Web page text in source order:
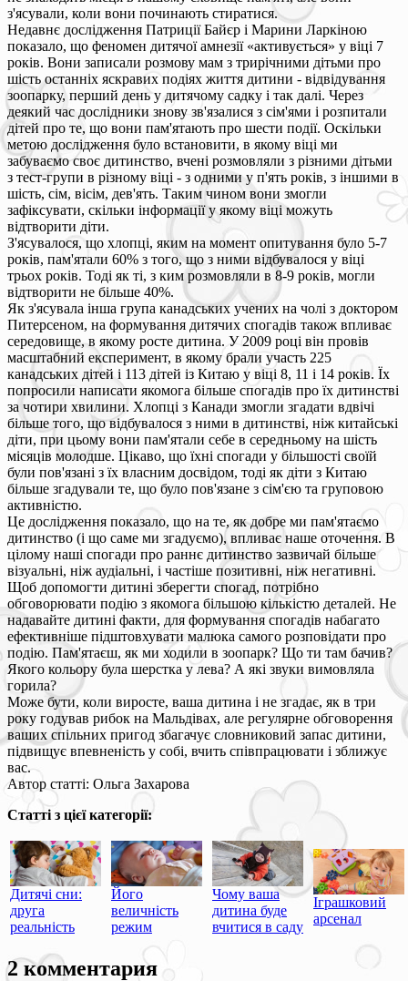
з'ясували, коли вони починають стиратися.
Недавнє дослідження Патриції Байєр і Марини Ларкіною
показало, що феномен дитячої амнезії «активується» у віці 7
років. Вони записали розмову мам з трирічними дітьми про
шість останніх яскравих подіях життя дитини - відвідування
зоопарку, перший день у дитячому садку і так далі. Через
деякий час дослідники знову зв'язалися з сім'ями і розпитали
дітей про те, що вони пам'ятають про шести події. Оскільки
метою дослідження було встановити, в якому віці ми
забуваємо своє дитинство, вчені розмовляли з різними дітьми
з тест-групи в різному віці - з одними у п'ять років, з іншими в
шість, сім, вісім, дев'ять. Таким чином вони змогли
зафіксувати, скільки інформації у якому віці можуть
відтворити діти.
З'ясувалося, що хлопці, яким на момент опитування було 5-7
років, пам'ятали 60% з того, що з ними відбувалося у віці
трьох років. Тоді як ті, з ким розмовляли в 8-9 років, могли
відтворити не більше 40%.
Як з'ясувала інша група канадських учених на чолі з доктором
Питерсеном, на формування дитячих спогадів також впливає
середовище, в якому росте дитина. У 2009 році він провів
масштабний експеримент, в якому брали участь 225
канадських дітей і 113 дітей із Китаю у віці 8, 11 і 14 років. Їх
попросили написати якомога більше спогадів про їх дитинстві
за чотири хвилини. Хлопці з Канади змогли згадати вдвічі
більше того, що відбувалося з ними в дитинстві, ніж китайські
діти, при цьому вони пам'ятали себе в середньому на шість
місяців молодше. Цікаво, що їхні спогади у більшості своїй
були пов'язані з їх власним досвідом, тоді як діти з Китаю
більше згадували те, що було пов'язане з сім'єю та груповою
активністю.
Це дослідження показало, що на те, як добре ми пам'ятаємо
дитинство (і що саме ми згадуємо), впливає наше оточення. В
цілому наші спогади про раннє дитинство зазвичай більше
візуальні, ніж аудіальні, і частіше позитивні, ніж негативні.
Щоб допомогти дитині зберегти спогад, потрібно
обговорювати подію з якомога більшою кількістю деталей. Не
надавайте дитині факти, для формування спогадів набагато
ефективніше підштовхувати малюка самого розповідати про
подію. Пам'ятаєш, як ми ходили в зоопарк? Що ти там бачив?
Якого кольору була шерстка у лева? А які звуки вимовляла
горила?
Може бути, коли виросте, ваша дитина і не згадає, як в три
року годував рибок на Мальдівах, але регулярне обговорення
ваших спільних пригод збагачує словниковий запас дитини,
підвищує впевненість у собі, вчить співпрацювати і зближує
вас.
Автор статті: Ольга Захарова
Статті з цієї категорії:
Дитячі сни:
друга
реальність
Його
величність
режим
Чому ваша
дитина буде
вчитися в саду
Іграшковий
арсенал
2 комментария